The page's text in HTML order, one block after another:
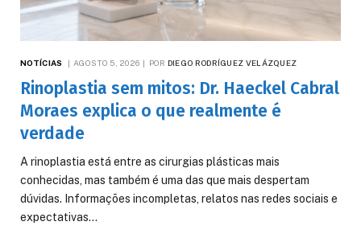
NOTÍCIAS AGOSTO 5, 2026 POR DIEGO RODRÍGUEZ VELÁZQUEZ
Rinoplastia sem mitos: Dr. Haeckel Cabral
Moraes explica o que realmente é
verdade
A rinoplastia está entre as cirurgias plásticas mais
conhecidas, mas também é uma das que mais despertam
dúvidas. Informações incompletas, relatos nas redes sociais e
expectativas…